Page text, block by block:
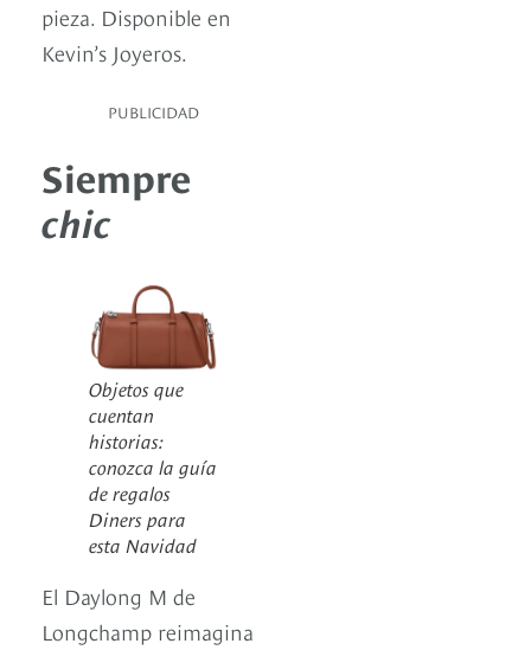
pieza. Disponible en
Kevin’s Joyeros.
PUBLICIDAD
Siempre
chic
Objetos que
cuentan
historias:
conozca la guía
de regalos
Diners para
esta Navidad
El Daylong M de
Longchamp reimagina